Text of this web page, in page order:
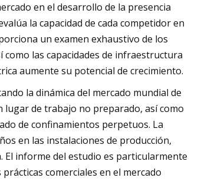
en el desarrollo de la presencia
la capacidad de cada competidor en
un examen exhaustivo de los
las capacidades de infraestructura
aumente su potencial de crecimiento.
la dinámica del mercado mundial de
lugar de trabajo no preparado, así como
de confinamientos perpetuos. La
en las instalaciones de producción,
El informe del estudio es particularmente
comerciales en el mercado